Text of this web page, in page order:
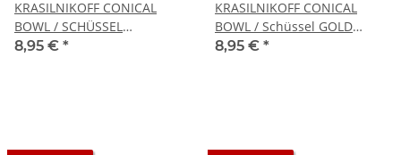
KRASILNIKOFF CONICAL
BOWL / SCHÜSSEL
ANKERPLATZ
8,95 € *
KRASILNIKOFF CONICAL
BOWL / Schüssel GOLD
ANCHOR
8,95 € *